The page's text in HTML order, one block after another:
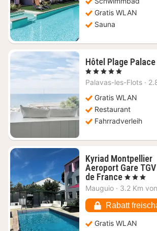
€
Gratis WLAN
Sauna
Hôtel Plage Palace1
, 5 Sterne
Palavas-les-Flots ·
Gratis WLAN
Restaurant
Fahrradverleih
Kyriad Montpellier
Aeroport Gare TGV
de France1
Nacht
74,05
€
, 3 Sterne
Mauguio · 3.2 Km
Rabatt
Gratis WLAN